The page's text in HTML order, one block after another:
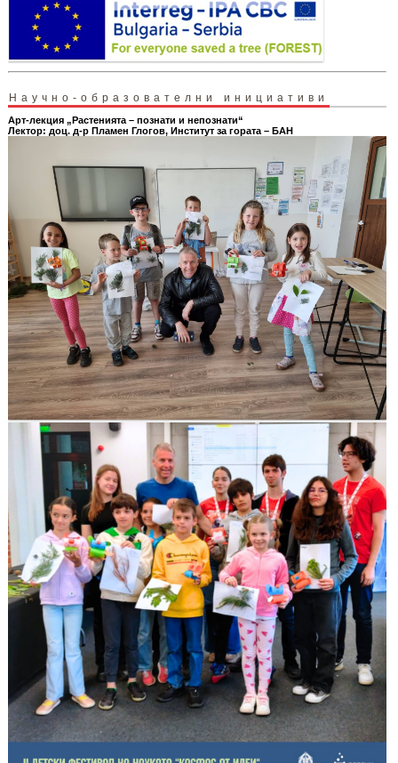
Научно-образователни инициативи
Арт-лекция „Растенията – познати и непознати“
Лектор: доц. д-р Пламен Глогов, Институт за гората – БАН